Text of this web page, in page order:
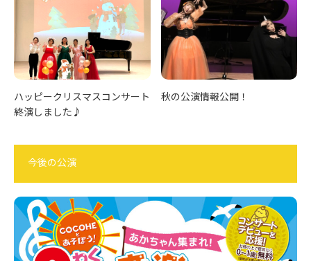
ハッピークリスマスコンサート
終演しました♪
秋の公演情報公開！
今後の公演